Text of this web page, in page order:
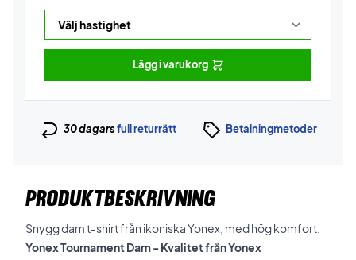
Lägg i varukorg
30 dagarsfull returrätt Betalningmetoder
PRODUKTBESKRIVNING
Snygg dam t-shirt från ikoniska Yonex, med hög komfort.
Yonex Tournament Dam - Kvalitet från Yonex